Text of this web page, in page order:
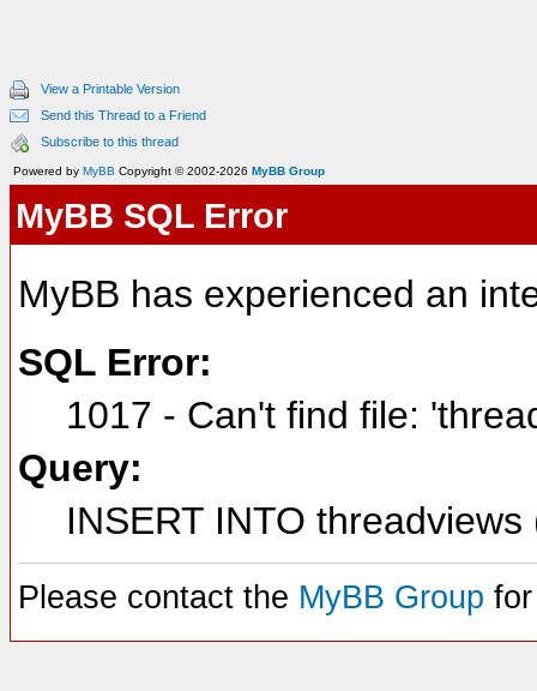
View a Printable Version
Send this Thread to a Friend
Subscribe to this thread
Powered by MyBB Copyright © 2002-2026 MyBB Group
MyBB SQL Error
MyBB has experienced an
SQL Error:
1017 - Can't find file:
Query:
INSERT INTO
Please contact the MyBB Group